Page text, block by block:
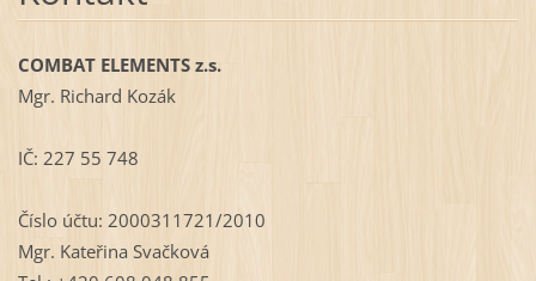
COMBAT ELEMENTS z.s.
Mgr. Richard Kozák
IČ: 227 55 748
Číslo účtu: 2000311721/2010
Mgr. Kateřina Svačková